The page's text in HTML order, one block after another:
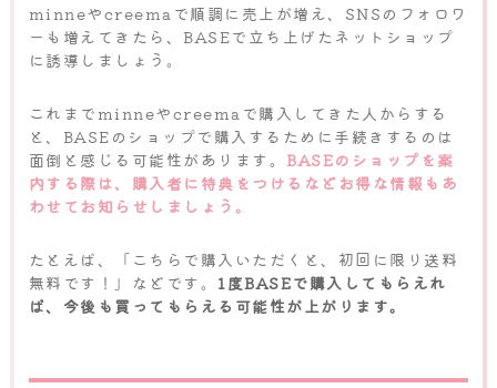
minneやcreemaで順調に売上が増え、SNSのフォロワ
ーも増えてきたら、BASEで立ち上げたネットショップ
に誘導しましょう。
これまでminneやcreemaで購入してきた人からする
と、BASEのショップで購入するために手続きするのは
面倒と感じる可能性があります。 BASEのショップを案
内する際は、購入者に特典をつけるなどお得な情報もあ
わせてお知らせしましょう。
たとえば、「こちらで購入いただくと、初回に限り送料
無料です！」などです。 1度BASEで購入してもらえれ
ば、今後も買ってもらえる可能性が上がります。